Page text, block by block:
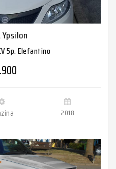
Ypsilon
5p. Elefantino
2018